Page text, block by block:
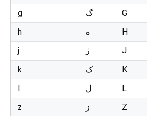
g
گ G
h
ه H
j
ژ J
k
ک K
ل L
z
ز Z